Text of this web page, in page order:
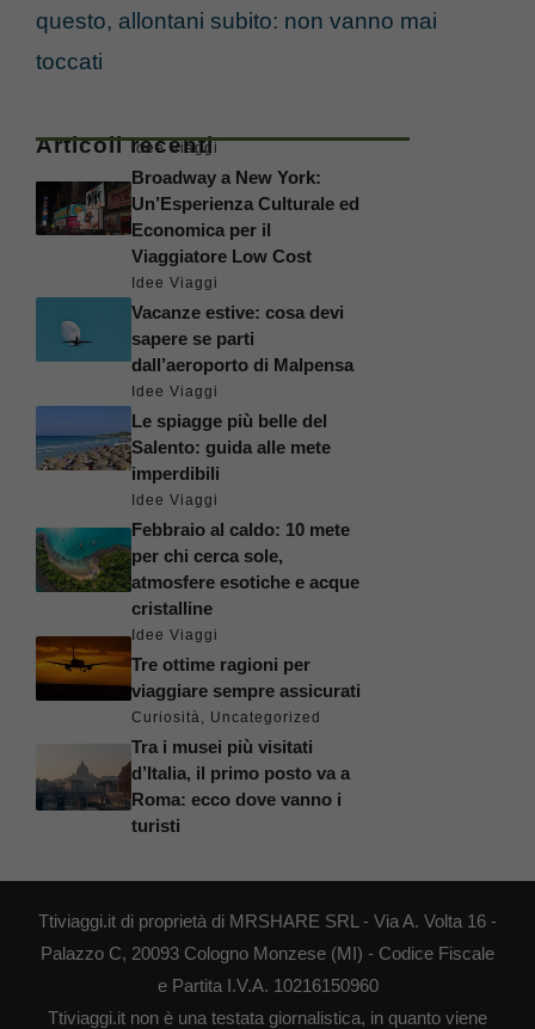
questo, allontani subito: non vanno mai
toccati
Articoli recenti
Idee Viaggi
Broadway a New York:
Un’Esperienza Culturale ed
Economica per il
Viaggiatore Low Cost
Idee Viaggi
Vacanze estive: cosa devi
sapere se parti
dall’aeroporto di Malpensa
Idee Viaggi
Le spiagge più belle del
Salento: guida alle mete
imperdibili
Idee Viaggi
Febbraio al caldo: 10 mete
per chi cerca sole,
atmosfere esotiche e acque
cristalline
Idee Viaggi
Tre ottime ragioni per
viaggiare sempre assicurati
Curiosità Uncategorized
Tra i musei più visitati
d’Italia, il primo posto va a
Roma: ecco dove vanno i
turisti
Ttiviaggi.it di proprietà di MRSHARE SRL - Via A. Volta 16 -
Palazzo C, 20093 Cologno Monzese (MI) - Codice Fiscale
e Partita I.V.A. 10216150960
Ttiviaggi.it non è una testata giornalistica, in quanto viene